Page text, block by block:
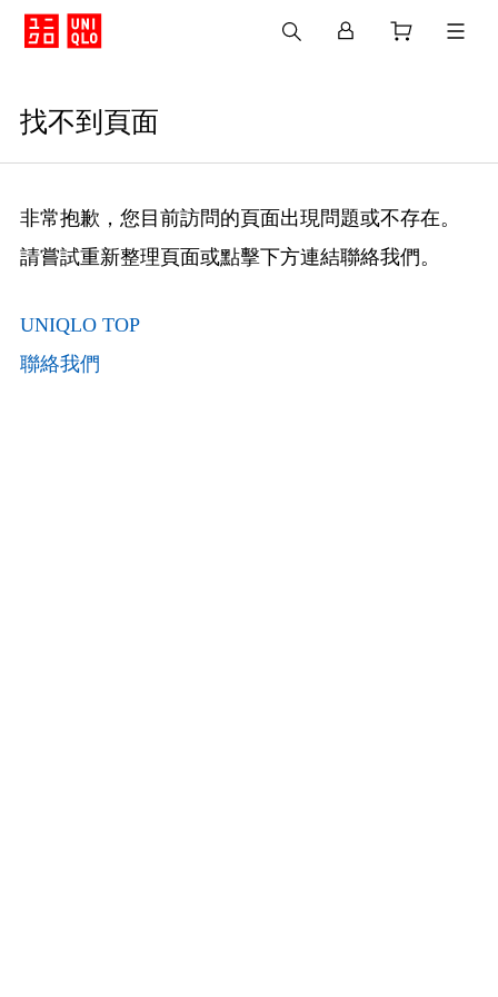
找不到頁面
非常抱歉，您目前訪問的頁面出現問題或不存在。
請嘗試重新整理頁面或點擊下方連結聯絡我們。
UNIQLO TOP
聯絡我們